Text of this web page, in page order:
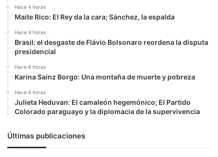
Hace 4 horas
Maite Rico: El Rey da la cara; Sánchez, la espalda
Hace 4 horas
Brasil: el desgaste de Flávio Bolsonaro reordena la disputa
presidencial
Hace 6 horas
Karina Sainz Borgo: Una montaña de muerte y pobreza
Hace 6 horas
Julieta Heduvan: El camaleón hegemónico; El Partido
Colorado paraguayo y la diplomacia de la supervivencia
Últimas publicaciones